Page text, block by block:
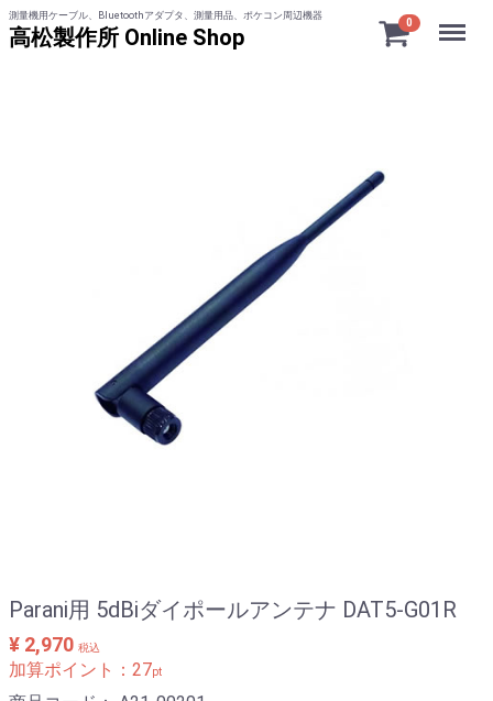
測量機用ケーブル、Bluetoothアダプタ、測量用品、ポケコン周辺機器
高松製作所 Online Shop
0 Menu
Parani用 5dBiダイポールアンテナ DAT5-G01R
¥ 2,970 税込
加算ポイント： 27pt